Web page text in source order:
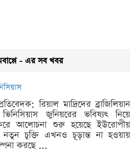
- এর সব খবর
রিয়াল মাদ্রিদের ব্রাজিলিয়ান
জুনিয়রের ভবিষ্যৎ নিয়ে
আলোচনা শুরু হয়েছে ইউরোপীয়
নতুন চুক্তি এখনও চূড়ান্ত না হওয়ায়
করছে ...